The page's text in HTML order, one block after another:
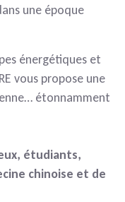
une époque
énergétiques et
vous propose une
étonnamment
étudiants,
chinoise et de